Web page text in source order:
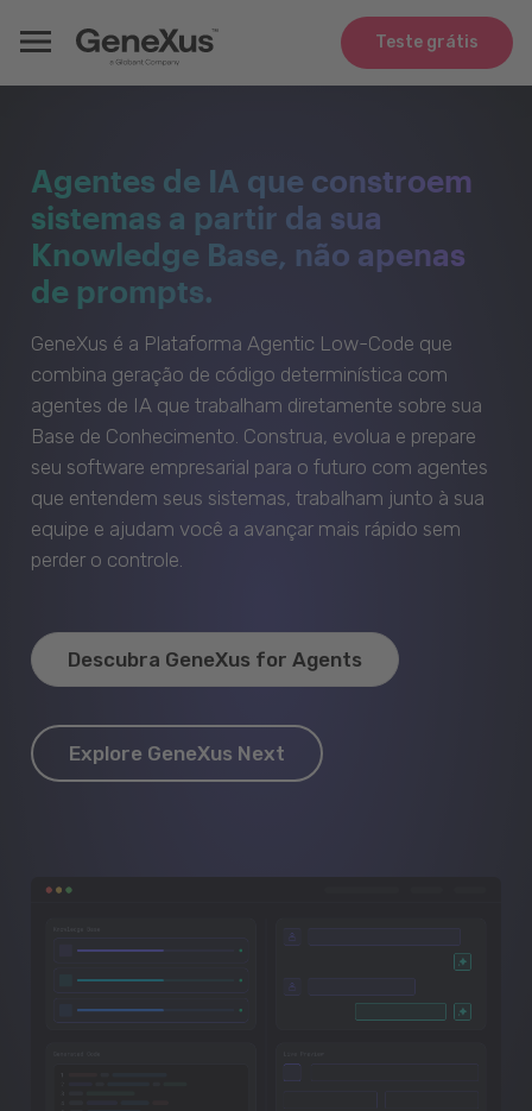
Teste grátis
Agentes de IA que constroem
sistemas a partir da sua
Knowledge Base, não apenas
de prompts.
GeneXus é a Plataforma Agentic Low-Code que
combina geração de código determinística com
agentes de IA que trabalham diretamente sobre sua
Base de Conhecimento. Construa, evolua e prepare
seu software empresarial para o futuro com agentes
que entendem seus sistemas, trabalham junto à sua
equipe e ajudam você a avançar mais rápido sem
perder o controle.
Descubra GeneXus for Agents
Explore GeneXus Next